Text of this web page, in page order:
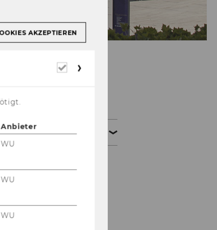
About Us
AKZEPTIEREN
Erforderliche
Anbieter
WU
WU
WU